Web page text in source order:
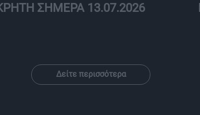
ΣΗΜΕΡΑ 13.07.2026
Δείτε περισσότερα